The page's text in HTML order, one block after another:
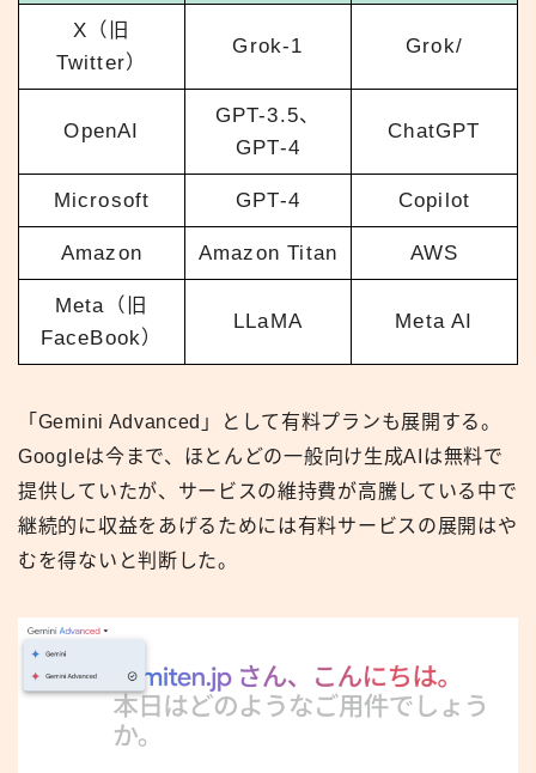
X（旧
Twitter）
Grok-1 Grok/
OpenAI
GPT-3.5、
GPT-4
ChatGPT
Microsoft GPT-4 Copilot
Amazon Amazon Titan AWS
Meta（旧
FaceBook）
LLaMA Meta AI
「Gemini Advanced」として有料プランも展開する。
Googleは今まで、ほとんどの一般向け生成AIは無料で
提供していたが、サービスの維持費が高騰している中で
継続的に収益をあげるためには有料サービスの展開はや
むを得ないと判断した。